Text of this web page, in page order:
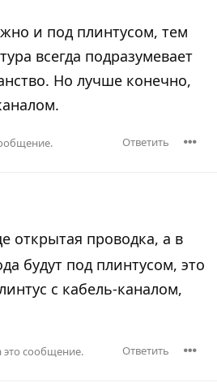
и под плинтусом, тем
всегда подразумевает
Но лучше конечно,
Ответить
открытая проводка, а в
будут под плинтусом, это
с кабель-каналом,
Ответить
это сообщение.